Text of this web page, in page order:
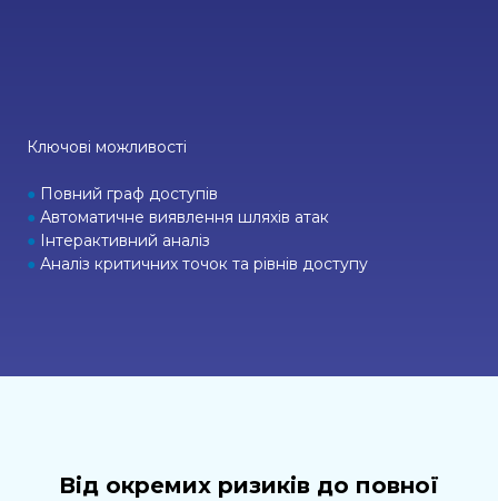
Ключові можливості
● Повний граф доступів
● Автоматичне виявлення шляхів атак
●
Інтерактивний аналіз
● Аналіз критичних точок та рівнів доступу
Від окремих ризиків до повної